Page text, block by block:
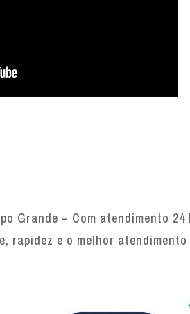
Grande – Com atendimento
rapidez e o melhor